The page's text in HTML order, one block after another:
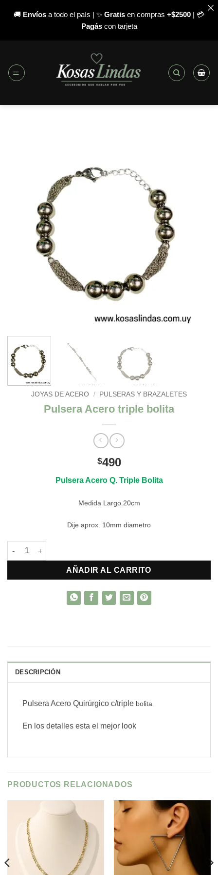
🚚 Envíos a todo el país | ✨ Gratis en compras +$2500 | 💳
Pagáscon tarjeta
contenido
JOYAS DE ACERO / PULSERAS Y BRAZALETES
Pulsera Acero triple bolita
$490
Pulsera Acero Q. Triple Bolita
Medida Largo.20cm
Dije aprox. 10mm diametro
Pulsera Acero triple bolita cantidad
AÑADIR AL CARRITO
DESCRIPCIÓN
Pulsera Acero Quirúrgico c/triple bolita
En los detalles esta el mejor look
PRODUCTOS RELACIONADOS